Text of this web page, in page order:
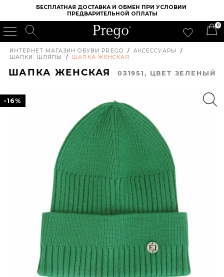
БЕСПЛАТНАЯ ДОСТАВКА И ОБМЕН ПРИ УСЛОВИИ
ПРЕДВАРИТЕЛЬНОЙ ОПЛАТЫ
0
ИНТЕРНЕТ МАГАЗИН ОБУВИ PREGO / АКСЕССУАРЫ
/
ШАПКИ, ШЛЯПЫ
/ ШАПКА ЖЕНСКАЯ
ШАПКА ЖЕНСКАЯ 031951, ЦВЕТ ЗЕЛЕНЫЙ
-16%